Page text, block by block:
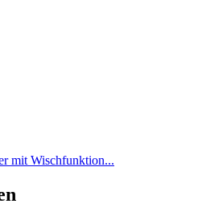
mit Wischfunktion...